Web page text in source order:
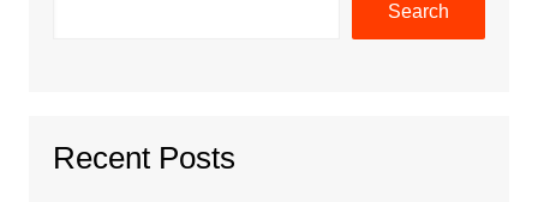
Search
Recent Posts